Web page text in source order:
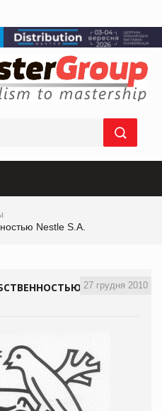
Nestlе S.A.
27 грудня 2010